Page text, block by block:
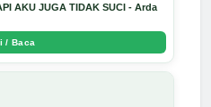
AKU JUGA TIDAK SUCI - Arda
/ Baca